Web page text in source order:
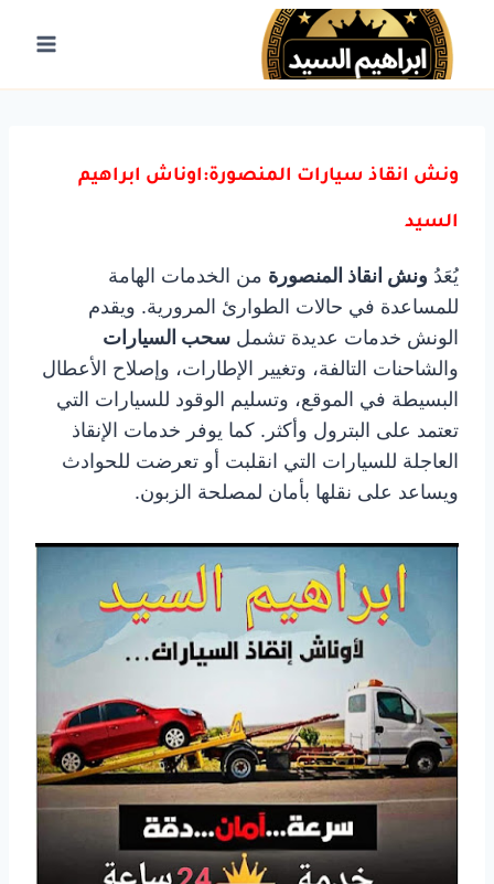
التجاوز
المحتوى
ونش انقاذ سيارات المنصورة:اوناش ابراهيم
السيد
يُعَدُ ونش انقاذ المنصورة من الخدمات الهامة
للمساعدة في حالات الطوارئ المرورية. ويقدم
الونش خدمات عديدة تشمل سحب السيارات
والشاحنات التالفة، وتغيير الإطارات، وإصلاح الأعطال
البسيطة في الموقع، وتسليم الوقود للسيارات التي
تعتمد على البترول وأكثر. كما يوفر خدمات الإنقاذ
العاجلة للسيارات التي انقلبت أو تعرضت للحوادث
ويساعد على نقلها بأمان لمصلحة الزبون.